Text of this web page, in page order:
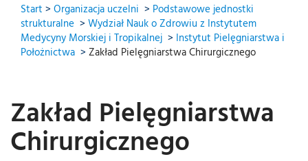
Start > Organizacja uczelni > Podstawowe jednostki
strukturalne > Wydział Nauk o Zdrowiu z Instytutem
Medycyny Morskiej i Tropikalnej > Instytut Pielęgniarstwa i
Położnictwa > Zakład Pielęgniarstwa Chirurgicznego
Zakład Pielęgniarstwa
Chirurgicznego